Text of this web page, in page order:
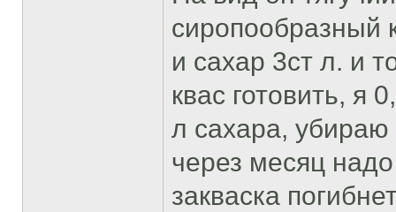
сиропообразный
и сахар 3ст л. и
квас готовить, я
л сахара, убираю
через месяц
закваска